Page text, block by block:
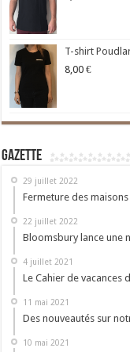
T-shirt
8,00 €
Gazette
29 juillet 2022
Fermeture des
22 juillet 2022
Bloomsbury lance une
4 juillet 2021
Le Cahier de vacances
11 mai 2021
Des nouveautés sur
10 mai 2021